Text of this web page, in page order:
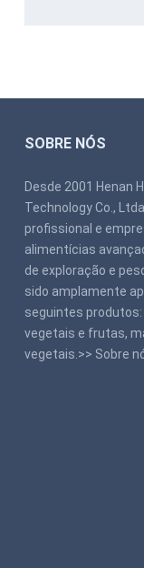
SOBRE NÓS
Desde 2001 Henan
Technology Co.,
profissional e
alimentícias
de exploração e
sido amplamente
seguintes
vegetais e frutas,
vegetais.>> Sobre